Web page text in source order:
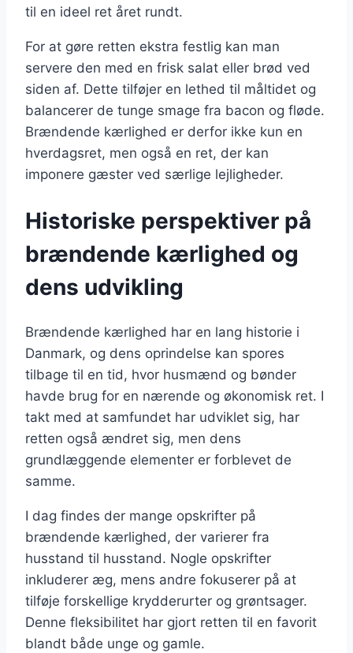
til en ideel ret året rundt.
For at gøre retten ekstra festlig kan man
servere den med en frisk salat eller brød ved
siden af. Dette tilføjer en lethed til måltidet og
balancerer de tunge smage fra bacon og fløde.
Brændende kærlighed er derfor ikke kun en
hverdagsret, men også en ret, der kan
imponere gæster ved særlige lejligheder.
Historiske perspektiver på
brændende kærlighed og
dens udvikling
Brændende kærlighed har en lang historie i
Danmark, og dens oprindelse kan spores
tilbage til en tid, hvor husmænd og bønder
havde brug for en nærende og økonomisk ret. I
takt med at samfundet har udviklet sig, har
retten også ændret sig, men dens
grundlæggende elementer er forblevet de
samme.
I dag findes der mange opskrifter på
brændende kærlighed, der varierer fra
husstand til husstand. Nogle opskrifter
inkluderer æg, mens andre fokuserer på at
tilføje forskellige krydderurter og grøntsager.
Denne fleksibilitet har gjort retten til en favorit
blandt både unge og gamle.